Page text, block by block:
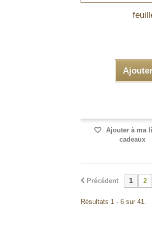
Ajouter à ma
cadeaux
Précédent 1 2
Résultats 1 - 6 sur 41.